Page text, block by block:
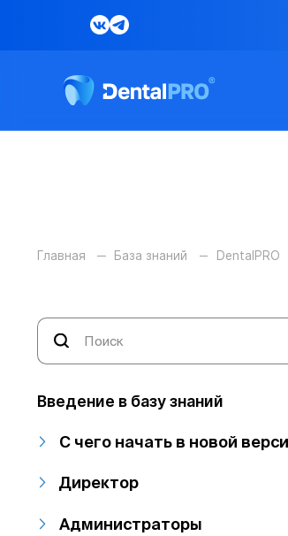
Главная База знаний DentalPRO
Введение в базу знаний
С чего начать в новой
Директор
Администраторы